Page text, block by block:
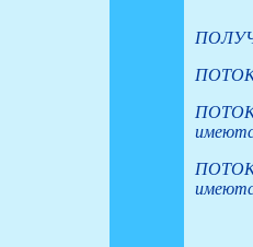
ПОТОК
ПОТОК
ПОТОК